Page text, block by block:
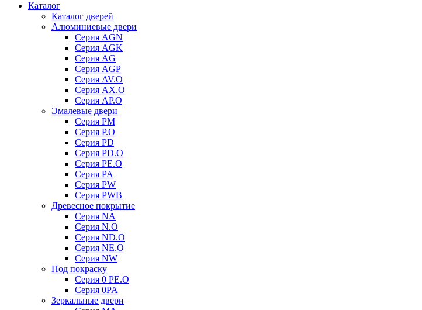
Каталог
Каталог дверей
Алюминиевые двери
Серия AGN
Серия AGK
Серия AG
Серия AGP
Серия AV.O
Серия AX.O
Серия AP.O
Эмалевые двери
Серия PM
Серия P.O
Серия PD
Серия PD.O
Серия PE.O
Серия PA
Серия PW
Серия PWB
Древесное покрытие
Серия NA
Серия N.O
Серия ND.O
Серия NE.O
Серия NW
Под покраску
Серия 0 PE.O
Серия 0PA
Зеркальные двери